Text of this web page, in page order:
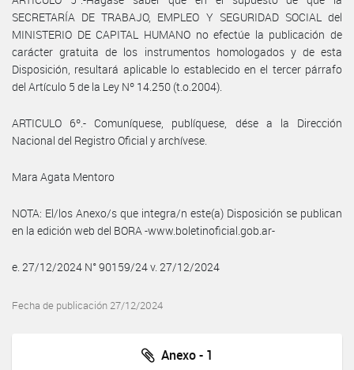
SECRETARÍA DE TRABAJO, EMPLEO Y SEGURIDAD SOCIAL del
MINISTERIO DE CAPITAL HUMANO no efectúe la publicación de
carácter gratuita de los instrumentos homologados y de esta
Disposición, resultará aplicable lo establecido en el tercer párrafo
del Artículo 5 de la Ley Nº 14.250 (t.o.2004).
ARTICULO 6º.- Comuníquese, publíquese, dése a la Dirección
Nacional del Registro Oficial y archívese.
Mara Agata Mentoro
NOTA: El/los Anexo/s que integra/n este(a) Disposición se publican
en la edición web del BORA -www.boletinoficial.gob.ar-
e. 27/12/2024 N° 90159/24 v. 27/12/2024
Fecha de publicación 27/12/2024
Anexo - 1